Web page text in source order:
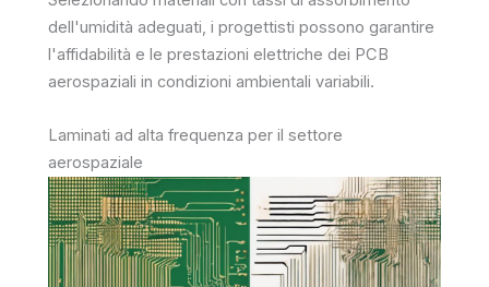
dell'umidità adeguati, i progettisti possono garantire
l'affidabilità e le prestazioni elettriche dei PCB
aerospaziali in condizioni ambientali variabili.
Laminati ad alta frequenza per il settore
aerospaziale